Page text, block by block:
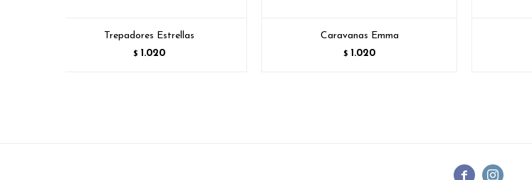
Trepadores Estrellas
$ 1.020
Caravanas Emma
$ 1.020
 